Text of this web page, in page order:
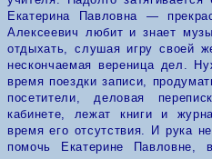
Екатерина Павловна —
Алексеевич любит и знает
отдыхать, слушая игру своей
нескончаемая вереница дел.
время поездки записи,
посетители, деловая
кабинете, лежат книги и
время его отсутствия. И рука
помочь Екатерине